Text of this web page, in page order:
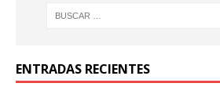
ENTRADAS RECIENTES